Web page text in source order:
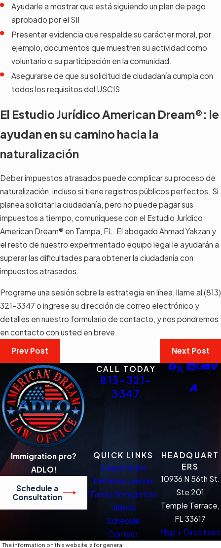
Ayudarle a mostrar que está siguiendo un plan de pago
aprobado por el SII
Presentar evidencia que respalde su carácter moral, por
ejemplo, documentos que muestren su actividad como
voluntario o su participación en la comunidad.
Asegurarse de que su solicitud de ciudadanía cumpla con
todos los requisitos del USCIS
El Estudio Jurídico American Dream®: le
ayudan en su camino hacia la
naturalización
Deber impuestos atrasados puede complicar su proceso de
naturalización, incluso si tiene registros públicos perfectos. Si
planea solicitar la ciudadanía, pero no puede pagar sus
impuestos a tiempo, comuníquese con el Estudio Jurídico
American Dream® en Tampa, FL. El abogado Ahmad Yakzan y
el resto de nuestro experimentado equipo legal le ayudarán a
superar las dificultades para obtener la ciudadanía con
impuestos atrasados.
Programe una sesión sobre la estrategia en línea, llame al (813)
321-3347 o ingrese su dirección de correo electrónico y
detalles en nuestro formulario de contacto, y nos pondremos
en contacto con usted en breve.
Prev Post
Next Post
CALL TODAY
813-321-
3347
Immigration pro?
ADLO!
Schedule a
Consultation
QUICK LINKS
Deportation
Defense Lawyer
Family Immigration
Videos
Schedule
Contact
HEADQUART
ERS
10936 N 56th St.
Ste 201
Temple Terrace,
FL 33617
Map + Directions
The information on this website is for general